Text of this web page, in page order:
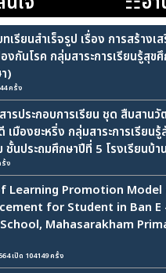
เรียนสำเร็จรูป เรื่อง การสร้างเ
งกันโรค กลุ่มสาระการเรียนรู้สุข
)
ครั้ง
ารประกอบการเรียน ชุด สืบสาน
มืองยะหริ่ง กลุ่มสาระการเรียน
นประถมศึกษาปีที่ 5 โรงเรียนบ้า
รั้ง
Learning Promotion
for Student in Ban E
Mahasarakham
เปิด 104149 ครั้ง